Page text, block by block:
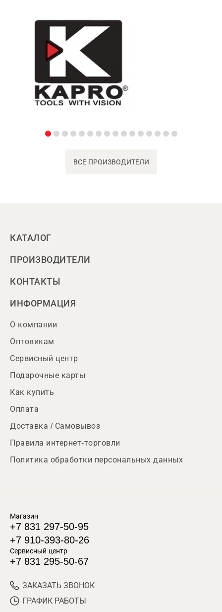
ВСЕ ПРОИЗВОДИТЕЛИ
КАТАЛОГ
ПРОИЗВОДИТЕЛИ
КОНТАКТЫ
ИНФОРМАЦИЯ
О компании
Оптовикам
Сервисный центр
Подарочные карты
Как купить
Оплата
Доставка / Самовывоз
Правила интернет-торговли
Политика обработки персональных данных
Магазин
+7 831 297-50-95
+7 910-393-80-26
Сервисный центр
+7 831 295-50-67
ЗАКАЗАТЬ ЗВОНОК
ГРАФИК РАБОТЫ